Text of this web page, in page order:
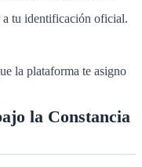
tu identificación oficial.
la plataforma te asigno
la Constancia